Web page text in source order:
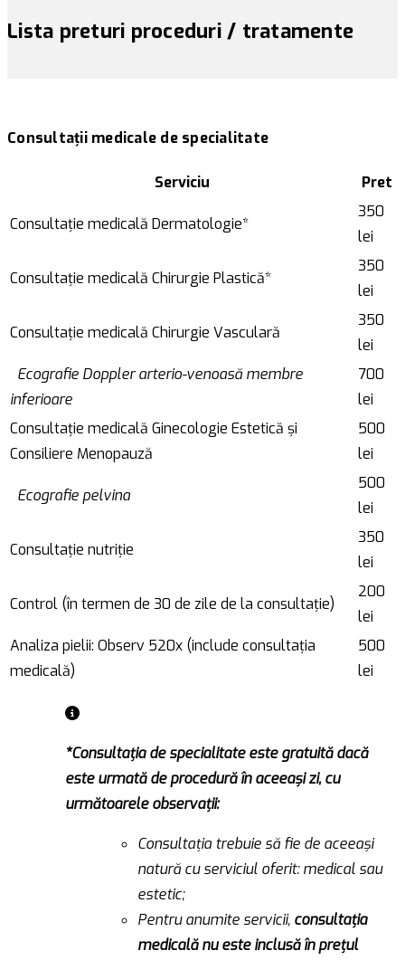
Lista preturi proceduri / tratamente
Consultații medicale de specialitate
Serviciu Pret
Consultație medicală Dermatologie*
350
lei
Consultație medicală Chirurgie Plastică*
350
lei
Consultație medicală Chirurgie Vasculară
350
lei
Ecografie Doppler arterio-venoasă membre
inferioare
700
lei
Consultație medicală Ginecologie Estetică și
Consiliere Menopauză
500
lei
Ecografie pelvina
500
lei
Consultație nutriție
350
lei
Control (în termen de 30 de zile de la consultație)
200
lei
Analiza pielii: Observ 520x (include consultația
medicală)
500
lei
*Consultația de specialitate este gratuită dacă
este urmată de procedură în aceeași zi, cu
următoarele observații:
Consultația trebuie să fie de aceeași
natură cu serviciul oferit: medical sau
estetic;
Pentru anumite servicii, consultația
medicală nu este inclusă în prețul